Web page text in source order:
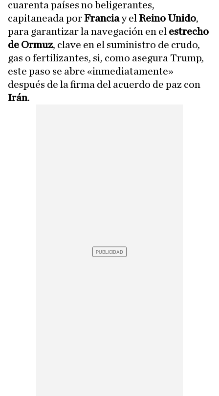
cuarenta países no beligerantes,
capitaneada porFranciay el Reino Unido,
para garantizar la navegación en el estrecho
de Ormuz, clave en el suministro de crudo,
gas o fertilizantes, si, como asegura Trump,
este paso se abre «inmediatamente»
después de la firma del acuerdo de paz con
Irán.